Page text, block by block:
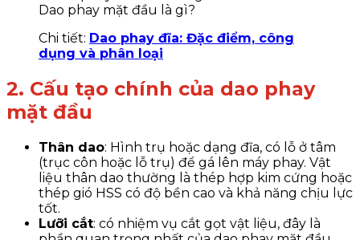
Dao phay mặt đầu là gì?
Chi tiết: Dao phay đĩa: Đặc điểm, công
dụng và phân loại
2. Cấu tạo chính của dao phay
mặt đầu
Thân dao: Hình trụ hoặc dạng đĩa, có lỗ ở tâm
(trục côn hoặc lỗ trụ) để gá lên máy phay. Vật
liệu thân dao thường là thép hợp kim cứng hoặc
thép gió HSS có độ bền cao và khả năng chịu lực
tốt.
Lưỡi cắt: có nhiệm vụ cắt gọt vật liệu, đây là